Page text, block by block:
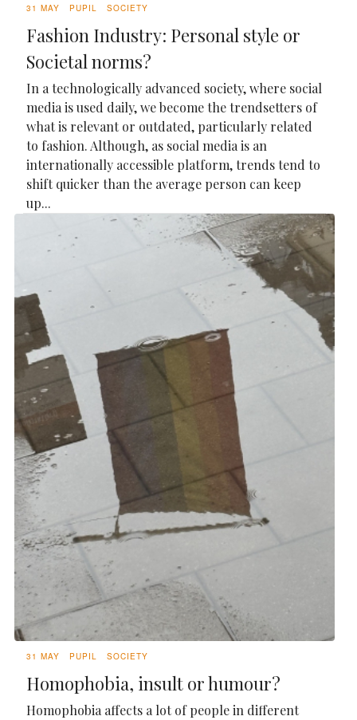
31 MAY PUPIL SOCIETY
Fashion Industry: Personal style or
Societal norms?
In a technologically advanced society, where social
media is used daily, we become the trendsetters of
what is relevant or outdated, particularly related
to fashion. Although, as social media is an
internationally accessible platform, trends tend to
shift quicker than the average person can keep
up...
31 MAY PUPIL SOCIETY
Homophobia, insult or humour?
Homophobia affects a lot of people in different